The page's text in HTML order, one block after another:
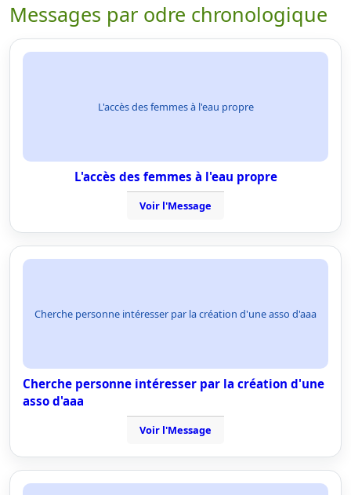
Messages par odre chronologique
L'accès des femmes à l'eau propre
L'accès des femmes à l'eau propre
Voir l'Message
Cherche personne intéresser par la création d'une asso d'aaa
Cherche personne intéresser par la création d'une
asso d'aaa
Voir l'Message